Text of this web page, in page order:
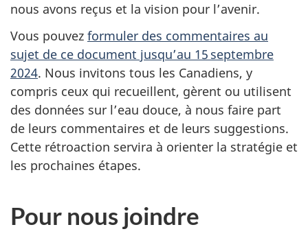
nous avons reçus et la vision pour l’avenir.
Vous pouvez formuler des commentaires au
sujet de ce document jusqu’au 15 septembre
2024. Nous invitons tous les Canadiens, y
compris ceux qui recueillent, gèrent ou utilisent
des données sur l’eau douce, à nous faire part
de leurs commentaires et de leurs suggestions.
Cette rétroaction servira à orienter la stratégie et
les prochaines étapes.
Pour nous joindre